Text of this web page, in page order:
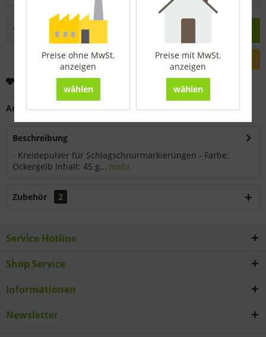
Artikel-Nr.: 6630101
Beschreibung
- Kreidepulver für Schlagschnurmarkierungen - Farbe:
Ockergelb Inhalt: 45 g... mehr
Zubehör 2
Service Hotline
Shop Service
Informationen
Newsletter
Preise ohne MwSt.
anzeigen
wählen
Preise mit MwSt.
anzeigen
wählen